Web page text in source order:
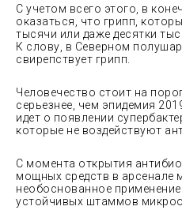
С учетом всего этого, в
оказаться, что грипп,
тысячи или даже десятки
К слову, в Северном
свирепствует грипп.
Человечество стоит на
серьезнее, чем эпидемия
идет о появлении
которые не воздействуют
С момента открытия
мощных средств в арсенале
необоснованное
устойчивых штаммов